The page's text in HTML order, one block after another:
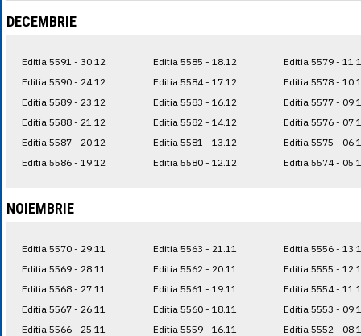
1 MXN= 0.2227
1 NOK= 0.4191
1 RSD= 0.0425
1 RUB= 0.0530
1 TRY= 0.1141
DECEMBRIE
Editia 5591 - 30.12
Editia 5590 - 24.12
Editia 5589 - 23.12
Editia 5588 - 21.12
Editia 5587 - 20.12
Editia 5586 - 19.12
Editia 5585 - 18.12
Editia 5584 - 17.12
Editia 5583 - 16.12
Editia 5582 - 14.12
Editia 5581 - 13.12
Editia 5580 - 12.12
Editia 5579 -
Editia 5578 -
Editia 5577 -
Editia 5576 -
Editia 5575 -
Editia 5574 -
NOIEMBRIE
Editia 5570 - 29.11
Editia 5569 - 28.11
Editia 5568 - 27.11
Editia 5567 - 26.11
Editia 5566 - 25.11
Editia 5563 - 21.11
Editia 5562 - 20.11
Editia 5561 - 19.11
Editia 5560 - 18.11
Editia 5559 - 16.11
Editia 5556 -
Editia 5555 -
Editia 5554 -
Editia 5553 -
Editia 5552 -